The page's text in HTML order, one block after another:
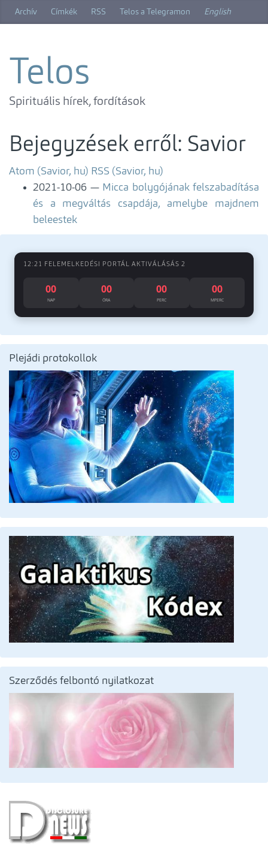
Archív Címkék RSS Telos a Telegramon English
Telos
Spirituális hírek, fordítások
Bejegyzések erről: Savior
Atom (Savior, hu) RSS (Savior, hu)
2021-10-06
Micca bolygójának felszabadítása
és a megváltás csapdája, amelybe majdnem
beleestek
12:21 FELEMELKEDÉSI PORTÁL AKTIVÁLÁSÁS 2
00
NAP
00
ÓRA
00
PERC
00
MPERC
Plejádi protokollok
Szerződés felbontó nyilatkozat